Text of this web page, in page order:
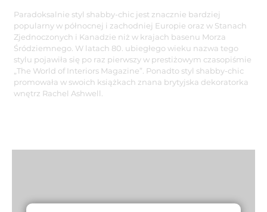
Paradoksalnie styl shabby-chic jest znacznie bardziej
popularny w północnej i zachodniej Europie oraz w Stanach
Zjednoczonych i Kanadzie niż w krajach basenu Morza
Śródziemnego. W latach 80. ubiegłego wieku nazwa tego
stylu pojawiła się po raz pierwszy w prestiżowym czasopiśmie
„The World of Interiors Magazine”. Ponadto styl shabby-chic
promowała w swoich książkach znana brytyjska dekoratorka
wnętrz Rachel Ashwell.